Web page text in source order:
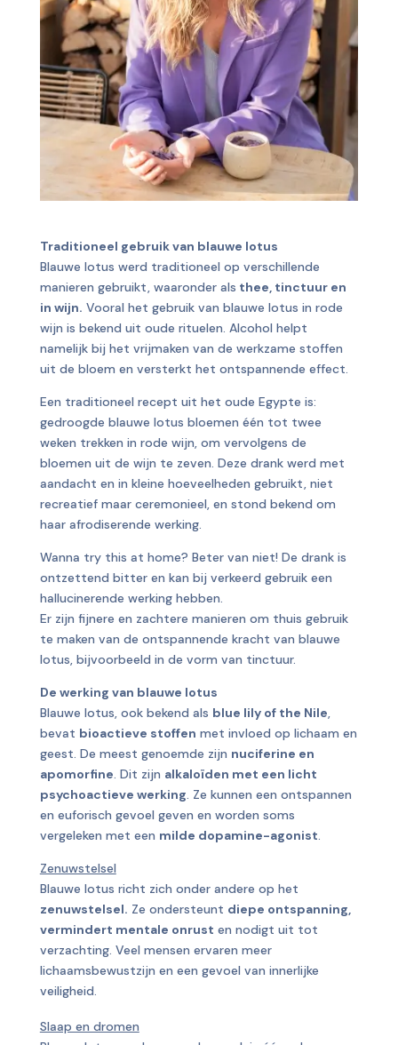
Traditioneel gebruik van blauwe lotus
Blauwe lotus werd traditioneel op verschillende
manieren gebruikt, waaronder als thee, tinctuur en
in wijn. Vooral het gebruik van blauwe lotus in rode
wijn is bekend uit oude rituelen. Alcohol helpt
namelijk bij het vrijmaken van de werkzame stoffen
uit de bloem en versterkt het ontspannende effect.
Een traditioneel recept uit het oude Egypte is:
gedroogde blauwe lotus bloemen één tot twee
weken trekken in rode wijn, om vervolgens de
bloemen uit de wijn te zeven. Deze drank werd met
aandacht en in kleine hoeveelheden gebruikt, niet
recreatief maar ceremonieel, en stond bekend om
haar afrodiserende werking.
Wanna try this at home? Beter van niet! De drank is
ontzettend bitter en kan bij verkeerd gebruik een
hallucinerende werking hebben.
Er zijn fijnere en zachtere manieren om thuis gebruik
te maken van de ontspannende kracht van blauwe
lotus, bijvoorbeeld in de vorm van tinctuur.
De werking van blauwe lotus
Blauwe lotus, ook bekend als blue lily of the Nile,
bevat bioactieve stoffen met invloed op lichaam en
geest. De meest genoemde zijn nuciferine en
apomorfine. Dit zijn alkaloïden met een licht
psychoactieve werking. Ze kunnen een ontspannen
en euforisch gevoel geven en worden soms
vergeleken met een milde dopamine-agonist.
Zenuwstelsel
Blauwe lotus richt zich onder andere op het
zenuwstelsel. Ze ondersteunt diepe ontspanning,
vermindert mentale onrust en nodigt uit tot
verzachting. Veel mensen ervaren meer
lichaamsbewustzijn en een gevoel van innerlijke
veiligheid.
Slaap en dromen